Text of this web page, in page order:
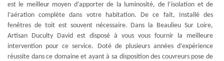
est le meilleur moyen d’apporter de la luminosité, de l’isolation et de
l’aération complète dans votre habitation. De ce fait, Installé des
fenêtres de toit est souvent nécessaire. Dans la Beaulieu Sur Loire,
Artisan Duculty David est disposé à vous vous fournir la meilleure
intervention pour ce service. Doté de plusieurs années d’expérience
réussite dans ce domaine et ayant à sa disposition des couvreurs pose de